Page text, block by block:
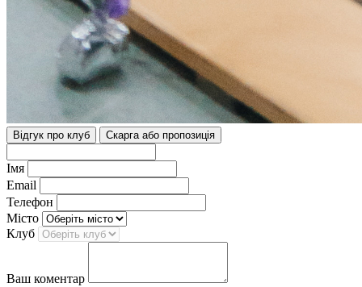
Відгук про клуб Скарга або пропозиція
Імя
Email
Телефон
Місто
Клуб
Ваш коментар